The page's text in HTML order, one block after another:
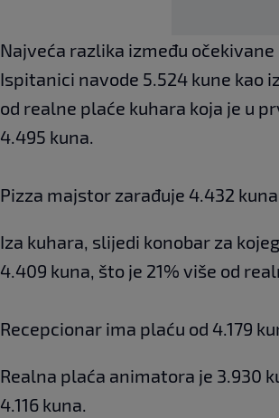
Najveća razlika između
Ispitanici navode 5.524 kune kao
od realne plaće kuhara koja je u
4.495 kuna.
Pizza majstor zarađuje 4.432
Iza kuhara, slijedi konobar za
4.409 kuna, što je 21% više od
Recepcionar ima plaću od 4.179
Realna plaća animatora je 3.930
4.116 kuna.